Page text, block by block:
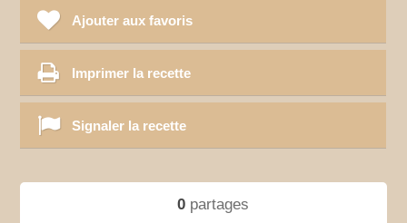
Ajouter aux favoris
Imprimer la recette
Signaler la recette
0partages